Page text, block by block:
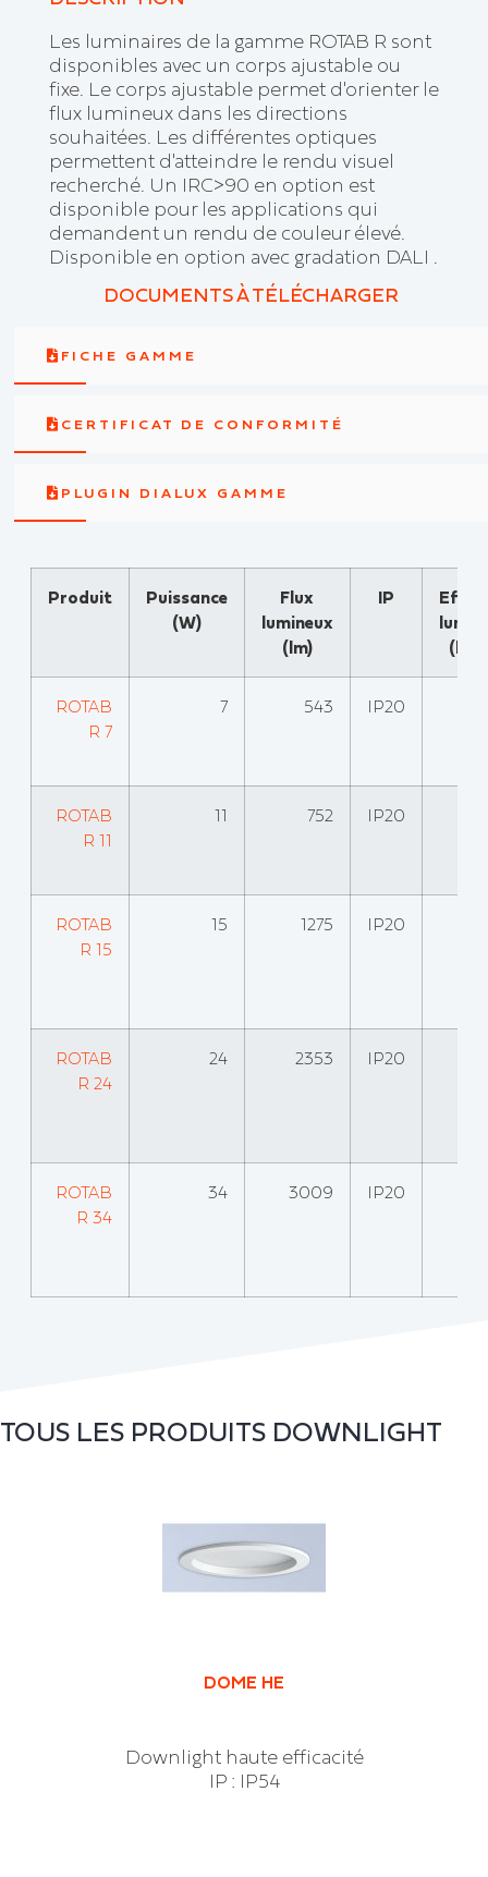
Les luminaires de la gamme ROTAB R sont
disponibles avec un corps ajustable ou
fixe. Le corps ajustable permet d'orienter le
flux lumineux dans les directions
souhaitées. Les différentes optiques
permettent d'atteindre le rendu visuel
recherché. Un IRC>90 en option est
disponible pour les applications qui
demandent un rendu de couleur élevé.
Disponible en option avec gradation DALI .
DOCUMENTS À TÉLÉCHARGER
FICHE GAMME
CERTIFICAT DE CONFORMITÉ
PLUGIN DIALUX GAMME
Produit
Puissance
(W)
Flux
lumineux
(lm)
IP
(lm/
ROTAB
R 7
7 543 IP20
ROTAB
R 11
11 752 IP20
ROTAB
R 15
15 1275 IP20
ROTAB
R 24
24 2353 IP20
ROTAB
R 34
34 3009 IP20
TOUS LES PRODUITS DOWNLIGHT
DOME HE
Downlight haute efficacité
IP : IP54